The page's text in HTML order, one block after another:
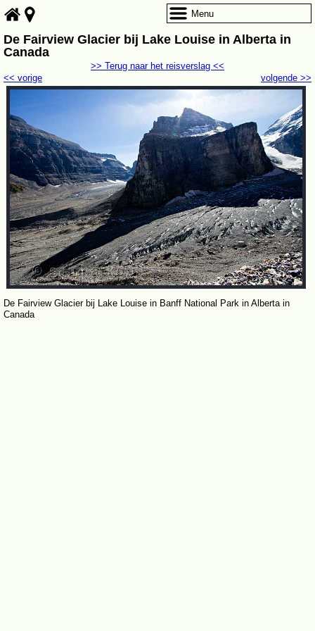
De Fairview Glacier bij Lake Louise in Alberta in
Canada
volgende >>
<< vorige
>> Terug naar het reisverslag <<
De Fairview Glacier bij Lake Louise in Banff National Park in Alberta in
Canada
Menu